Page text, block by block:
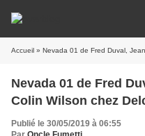
Accueil » Nevada 01 de Fred Duval,
Nevada 01 de Fred
Colin Wilson chez
Publié le 30/05/2019 à 06:55